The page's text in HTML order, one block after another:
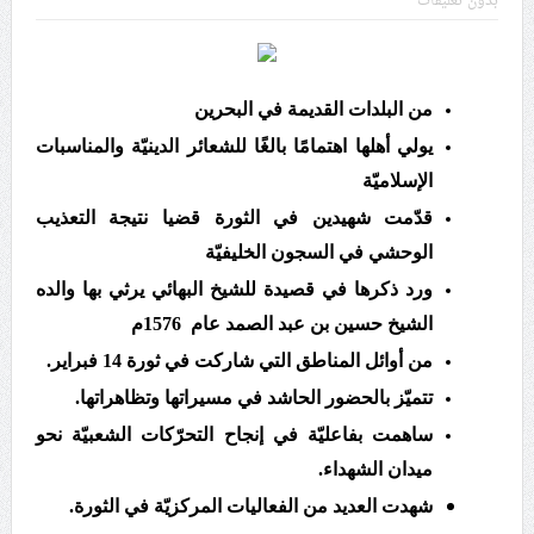
داخليّة تخدم الاحتلال
والإهمال الطبي
55 مأتمًا وحسينيّة يعترضون على الإجراءات القمعيّة للنظام
في موسم عاشوراء
النظام الخليفيّ يدسّ عيونه بين المشاركين في مواكب العزاء
ويعتقل العشرات من الشبّان
الموقف الأسبوعيّ: شعب البحرين سيقطع الأيدي التي تنال
من شعائر عاشوراء.. ولن يساوم على هويّته وقيمه في
الحريّة والتحرير
مقال: عاشوراء البحرين… ميدان جهاد بالكلمة
من البلدات القديمة في البحرين
يولي أهلها اهتمامًا بالغًا للشعائر الدينيّة والمناسبات
الإسلاميّة
قدّمت شهيدين في الثورة قضيا نتيجة التعذيب
الوحشي في السجون الخليفيّة
ورد ذكرها في قصيدة للشيخ البهائي يرثي بها والده
الشيخ حسين بن عبد الصمد عام 1576م
من أوائل المناطق التي شاركت في ثورة 14 فبراير.
تتميّز بالحضور الحاشد في مسيراتها وتظاهراتها.
ساهمت بفاعليّة في إنجاح التحرّكات الشعبيّة نحو
ميدان الشهداء.
شهدت العديد من الفعاليات المركزيّة في الثورة.